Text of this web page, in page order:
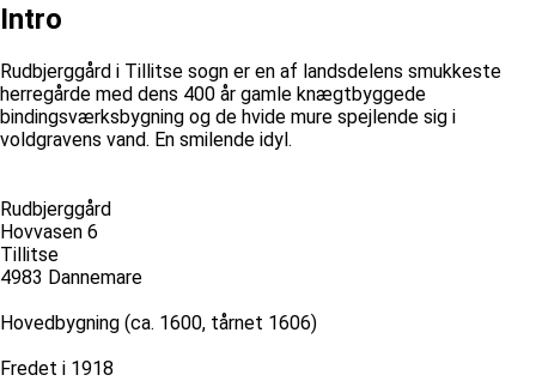
Intro
Rudbjerggård i Tillitse sogn er en af landsdelens smukkeste
herregårde med dens 400 år gamle knægtbyggede
bindingsværksbygning og de hvide mure spejlende sig i
voldgravens vand. En smilende idyl.
Rudbjerggård
Hovvasen 6
Tillitse
4983 Dannemare
Hovedbygning (ca. 1600, tårnet 1606)
Fredet i 1918